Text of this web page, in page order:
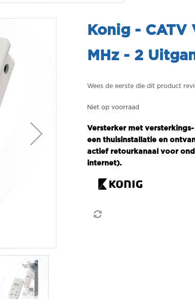
Konig -
MHz - 2
Wees de eerste die dit product
Niet op voorraad
Versterker met
een thuisinstallatie en
actief retourkanaal voor
internet).